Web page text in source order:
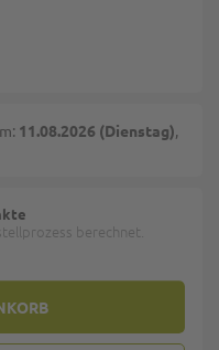
11.08.2026 (Dienstag),
berechnet.